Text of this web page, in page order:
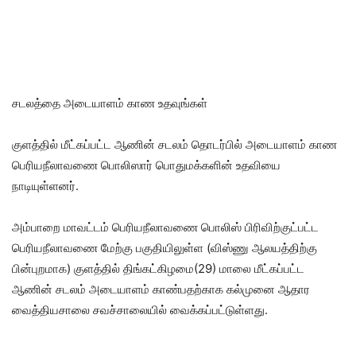
சடலத்தை அடையாளம் காண உதவுங்கள்
குளத்தில் மீட்கப்பட்ட ஆணின் சடலம் தொடர்பில் அடையாளம் காண
பெரியநீலாவணை பொலிஸார் பொதுமக்களின் உதவியை
நாடியுள்ளனர்.
அம்பாறை மாவட்டம் பெரியநீலாவணை பொலிஸ் பிரிவிற்குட்பட்ட
பெரியநீலாவணை மேற்கு பகுதியிலுள்ள (விஸ்ணு ஆலயத்திற்கு
பின்புறமாக) குளத்தில் திங்கட்கிழமை(29) மாலை மீட்கப்பட்ட
ஆணின் சடலம் அடையாளம் காண்பதற்காக கல்முனை ஆதார
வைத்தியசாலை சவச்சாலையில் வைக்கப்பட்டுள்ளது.